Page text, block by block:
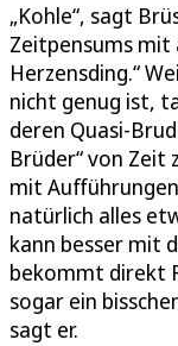
„Kohle“, sagt
Zeitpensums mit
Herzensding.“
nicht genug ist,
deren Quasi-
Brüder“ von Zeit
mit
natürlich alles
kann besser mit
bekommt direkt
sogar ein
sagt er.